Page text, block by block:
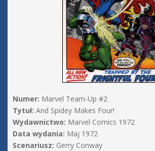
Numer: Marvel Team-Up #2
Tytuł: And Spidey Makes Four!
Wydawnictwo: Marvel Comics 1972
Data wydania: Maj 1972
Scenariusz: Gerry Conway